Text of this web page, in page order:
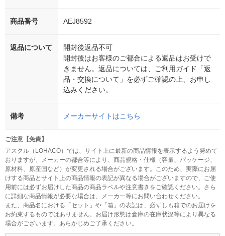
商品番号 AEJ8592
返品について
開封後返品不可
開封後はお客様のご都合による返品はお受けで
きません。返品については、ご利用ガイド「返
品・交換について」を必ずご確認の上、お申し
込みください。
備考 メーカーサイトはこちら
ご注意【免責】
アスクル（LOHACO）では、サイト上に最新の商品情報を表示するよう努めて
おりますが、メーカーの都合等により、商品規格・仕様（容量、パッケージ、
原材料、原産国など）が変更される場合がございます。このため、実際にお届
けする商品とサイト上の商品情報の表記が異なる場合がございますので、ご使
用前には必ずお届けした商品の商品ラベルや注意書きをご確認ください。さら
に詳細な商品情報が必要な場合は、メーカー等にお問い合わせください。
また、商品名における「セット」や「箱」の表記は、必ずしも箱でのお届けを
お約束するものではありません。お届け形態は倉庫の在庫状況等により異なる
場合がございます。あらかじめご了承ください。